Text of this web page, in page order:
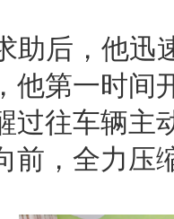
后，他迅
他第一时间
过往车辆主
前，全力压